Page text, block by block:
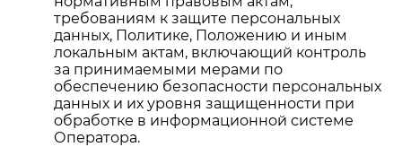
требованиям к защите персональных
данных, Политике, Положению и иным
локальным актам, включающий контроль
за принимаемыми мерами по
обеспечению безопасности персональных
данных и их уровня защищенности при
обработке в информационной системе
Оператора.